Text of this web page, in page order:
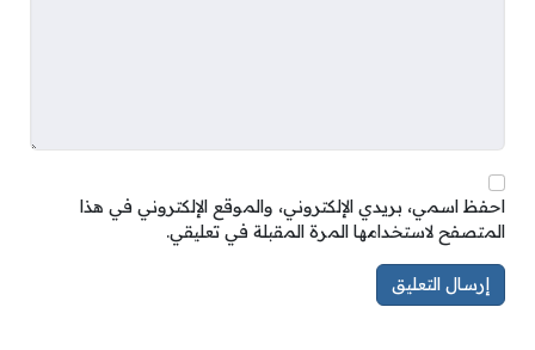
احفظ اسمي، بريدي الإلكتروني، والموقع الإلكتروني في هذا
المتصفح لاستخدامها المرة المقبلة في تعليقي.